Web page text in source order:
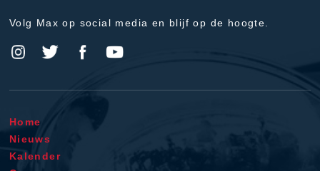
Volg Max op social media en blijf op de hoogte.
Home
Nieuws
Kalender